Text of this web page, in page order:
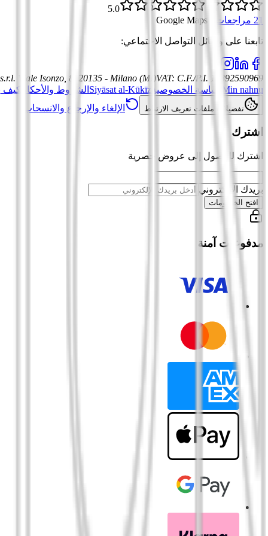
5.0
21 مراجعات
Google Maps
تابعنا على وسائل التواصل الاجتماعي:
Viale Isonzo, 8, 20135 - Milano (MI)VAT: C.F./P.I. 12392590969
Min nahnu
سياسة الخصوصية Siyāsat al-Kūkīz الشروط والأحكام كيف
تفضيلات ملفات تعريف الارتباط الإلغاء والإرجاع والانسحاب
اشترك
اشترك للوصول إلى عروض حصرية
بريدك الإلكتروني
افتح الخصومات
مدفوعات آمنة